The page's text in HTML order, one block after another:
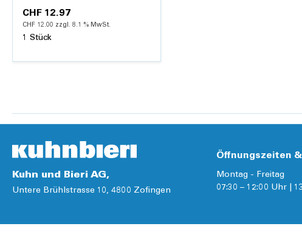
Fleckenentferner URIN
FREI
CHF 12.97
CHF 12.00 zzgl. 8.1 % MwSt.
1 Stück
Kuhn und Bieri AG,
Untere Brühlstrasse 10, 4800 Zofingen
Öffnungszeiten
Montag - Freitag
07:30 – 12:00 Uhr |